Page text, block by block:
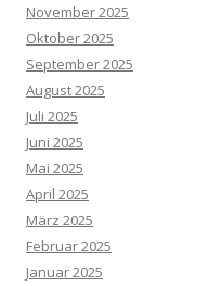
November 2025
Oktober 2025
September 2025
August 2025
Juli 2025
Juni 2025
Mai 2025
April 2025
März 2025
Februar 2025
Januar 2025